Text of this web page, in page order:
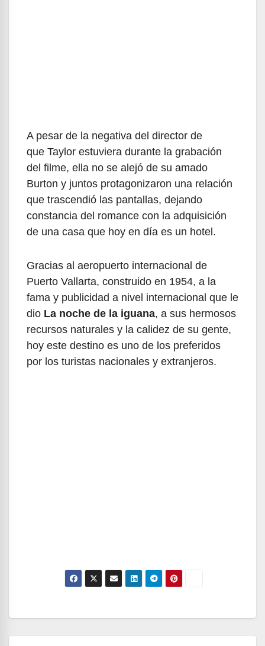
A pesar de la negativa del director de
que Taylor estuviera durante la grabación
del filme, ella no se alejó de su amado
Burton y juntos protagonizaron una relación
que trascendió las pantallas, dejando
constancia del romance con la adquisición
de una casa que hoy en día es un hotel.
Gracias al aeropuerto internacional de
Puerto Vallarta, construido en 1954, a la
fama y publicidad a nivel internacional que le
dio La noche de la iguana, a sus hermosos
recursos naturales y la calidez de su gente,
hoy este destino es uno de los preferidos
por los turistas nacionales y extranjeros.
Navegación